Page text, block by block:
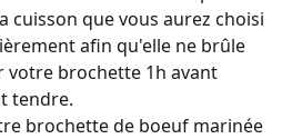
cuisson que vous aurez choisi
afin qu'elle ne brûle
votre brochette 1h avant
tendre.
brochette de boeuf marinée